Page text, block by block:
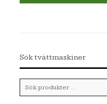
Sök tvättmaskiner